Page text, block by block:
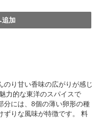
追加
のり甘い香味の広がりが感じ
力的な東洋のスパイスで
分には、8個の薄い卵形の種
ずりな風味が特徴です。 料